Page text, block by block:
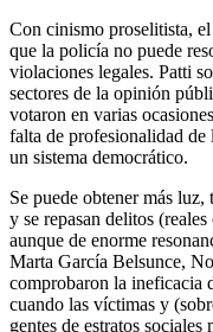
Con cinismo proselitista,
que la policía no puede
violaciones legales. Patti
sectores de la opinión
votaron en varias
falta de profesionalidad de
un sistema democrático.
Se puede obtener más
y se repasan delitos
aunque de enorme
Marta García Belsunce,
comprobaron la ineficacia
cuando las víctimas y
gentes de estratos